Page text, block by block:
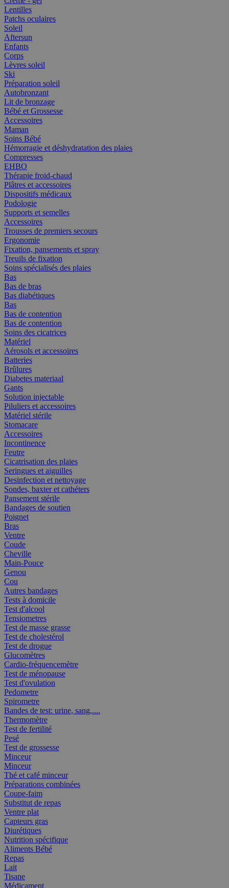
Lentilles
Patchs oculaires
Soleil
Aftersun
Enfants
Corps
Lèvres soleil
Ski
Préparation soleil
Autobronzant
Lit de bronzage
Bébé et Grossesse
Accessoires
Maman
Soins Bébé
Hémorragie et déshydratation des plaies
Compresses
EHBO
Thérapie froid-chaud
Plâtres et accessoires
Dispositifs médicaux
Podologie
Supports et semelles
Accessoires
Trousses de premiers secours
Ergonomie
Fixation, pansements et spray
Treuils de fixation
Soins spécialisés des plaies
Bas
Bas de bras
Bas diabétiques
Bas
Bas de contention
Bas de contention
Soins des cicatrices
Matériel
Aérosols et accessoires
Batteries
Brûlures
Diabetes materiaal
Gants
Solution injectable
Piluliers et accessoires
Matériel stérile
Stomacare
Accessoires
Incontinence
Feutre
Cicatrisation des plaies
Seringues et aiguilles
Desinfection et nettoyage
Sondes, baxter et cathéters
Pansement stérile
Bandages de soutien
Poignet
Bras
Ventre
Coude
Cheville
Main-Pouce
Genou
Cou
Autres bandages
Tests à domicile
Test d'alcool
Tensiometres
Test de masse grasse
Test de cholestérol
Test de drogue
Glucomètres
Cardio-fréquencemètre
Test de ménopause
Test d'ovulation
Pedometre
Spirometre
Bandes de test: urine, sang,....
Thermomètre
Test de fertilité
Pesé
Test de grossesse
Minceur
Minceur
Thé et café minceur
Préparations combinées
Coupe-faim
Substitut de repas
Ventre plat
Capteurs gras
Diurétiques
Nutrition spécifique
Aliments Bébé
Repas
Lait
Tisane
Médicament